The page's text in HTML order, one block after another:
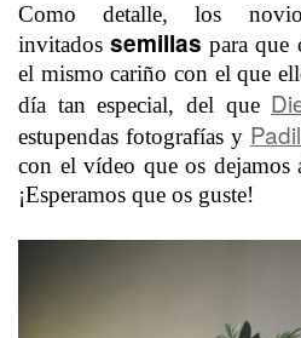
Como detalle, los
invitadossemillas para que
el mismo cariño con el que
día tan especial, del que
estupendas fotografías y
con el vídeo que os
¡Esperamos que os guste!